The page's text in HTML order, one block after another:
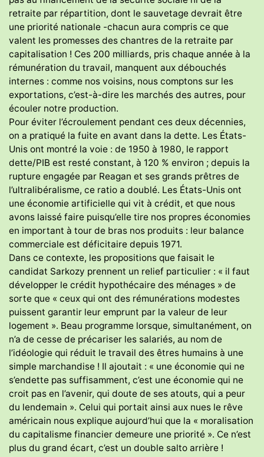
retraite par répartition, dont le sauvetage devrait être
une priorité nationale -chacun aura compris ce que
valent les promesses des chantres de la retraite par
capitalisation ! Ces 200 milliards, pris chaque année à la
rémunération du travail, manquent aux débouchés
internes : comme nos voisins, nous comptons sur les
exportations, c’est-à-dire les marchés des autres, pour
écouler notre production.
Pour éviter l’écroulement pendant ces deux décennies,
on a pratiqué la fuite en avant dans la dette. Les États-
Unis ont montré la voie : de 1950 à 1980, le rapport
dette/PIB est resté constant, à 120 % environ ; depuis la
rupture engagée par Reagan et ses grands prêtres de
l’ultralibéralisme, ce ratio a doublé. Les États-Unis ont
une économie artificielle qui vit à crédit, et que nous
avons laissé faire puisqu’elle tire nos propres économies
en important à tour de bras nos produits : leur balance
commerciale est déficitaire depuis 1971.
Dans ce contexte, les propositions que faisait le
candidat Sarkozy prennent un relief particulier : « il faut
développer le crédit hypothécaire des ménages » de
sorte que « ceux qui ont des rémunérations modestes
puissent garantir leur emprunt par la valeur de leur
logement ». Beau programme lorsque, simultanément, on
n’a de cesse de précariser les salariés, au nom de
l’idéologie qui réduit le travail des êtres humains à une
simple marchandise ! Il ajoutait : « une économie qui ne
s’endette pas suffisamment, c’est une économie qui ne
croit pas en l’avenir, qui doute de ses atouts, qui a peur
du lendemain ». Celui qui portait ainsi aux nues le rêve
américain nous explique aujourd’hui que la « moralisation
du capitalisme financier demeure une priorité ». Ce n’est
plus du grand écart, c’est un double salto arrière !